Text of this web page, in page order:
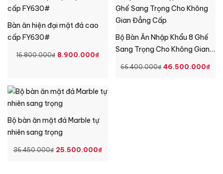
36.000.000₫. 19.800.000₫.
LÀ:
Bàn ăn hiện đại mặt đá cao
cấp FY630#
16.800.000₫ GIÁ
16.800.000₫.
8.900.000₫GIÁ
LÀ:
Bộ Bàn Ăn Nhập Khẩu 8 Ghế
Sang Trọng Cho Không Gian
66.400.000₫ GIÁ
46.500.000₫
Bộ bàn ăn mặt đá Marble tự
nhiên sang trọng
36.450.000₫ GIÁ
25.500.000₫GIÁ